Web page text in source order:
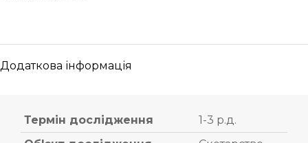
Додаткова інформація
Термін дослідження
1-3 р.д.